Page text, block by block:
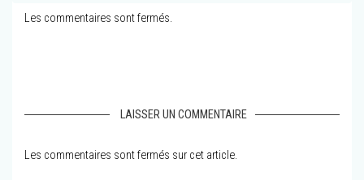
Les commentaires sont fermés.
LAISSER UN COMMENTAIRE
Les commentaires sont fermés sur cet article.